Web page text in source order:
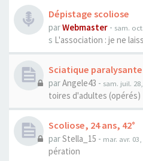
Dépistage scoliose
parWebmaster - sam.
s L'association : je ne
Sciatique paralysante
parAngele43 - sam. juil.
toires d'adultes (opérés)
Scoliose, 24 ans, 42°
parStella_15 - mar. avr.
pération